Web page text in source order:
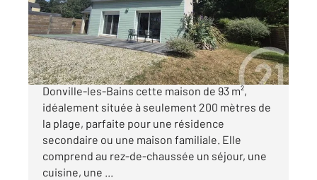
Maison à vendre
395 000 €
CENTURY 21 Royer Immo vous propose à
Donville-les-Bains cette maison de 93 m²,
idéalement située à seulement 200 mètres de
la plage, parfaite pour une résidence
secondaire ou une maison familiale. Elle
comprend au rez-de-chaussée un séjour, une
cuisine, une ...